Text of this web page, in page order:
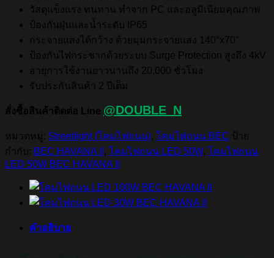
วัสดุแข็งแรง ทนทาน ทำจาก PC และอลูมิเนียมคุณภาพ
ป้องกันฝุ่นและน้ำระดับ IP65
กระจายแสงได้กว้าง ด้วยมุมกระจายแสง 140°x70°
ป้องกันไฟกระชากด้วยระบบ Surge Protection สูงถึง 4kV
อายุการใช้งานยาวนานถึง 20,000 ชั่วโมง
รับประกันสินค้า 2 ปีเต็ม
สั่งซื้อสินค้าติดต่อ Line @DOUBLE_N
หมวดหมู่: Streetlight (โคมไฟถนน), โคมไฟถนน BEC ป้าย
กำกับ: BEC HAVANA II , โคมไฟถนน LED 50W, โคมไฟถนน
LED 50W BEC HAVANA II
คำอธิบาย